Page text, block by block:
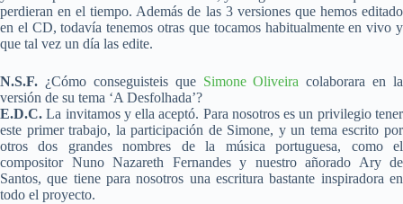
perdieran en el tiempo. Además de las 3 versiones que hemos editado
en el CD, todavía tenemos otras que tocamos habitualmente en vivo y
que tal vez un día las edite.
N.S.F. ¿Cómo conseguisteis que Simone Oliveira colaborara en la
versión de su tema ‘A Desfolhada’?
E.D.C.La invitamos y ella aceptó. Para nosotros es un privilegio tener
este primer trabajo, la participación de Simone, y un tema escrito por
otros dos grandes nombres de la música portuguesa, como el
compositor Nuno Nazareth Fernandes y nuestro añorado Ary de
Santos, que tiene para nosotros una escritura bastante inspiradora en
todo el proyecto.